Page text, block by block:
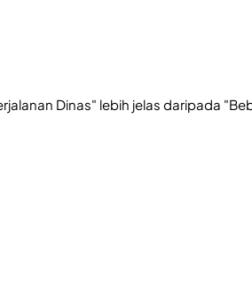
Dinas" lebih jelas daripada